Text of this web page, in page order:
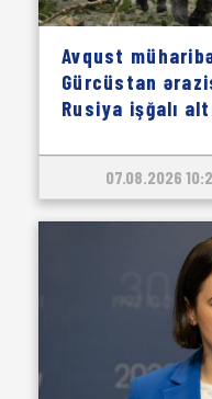
Avqust
Gürcüstan
Rusiya işğalı
07.08.2026